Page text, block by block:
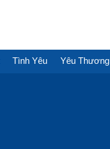
Tình Yêu Yêu Thương